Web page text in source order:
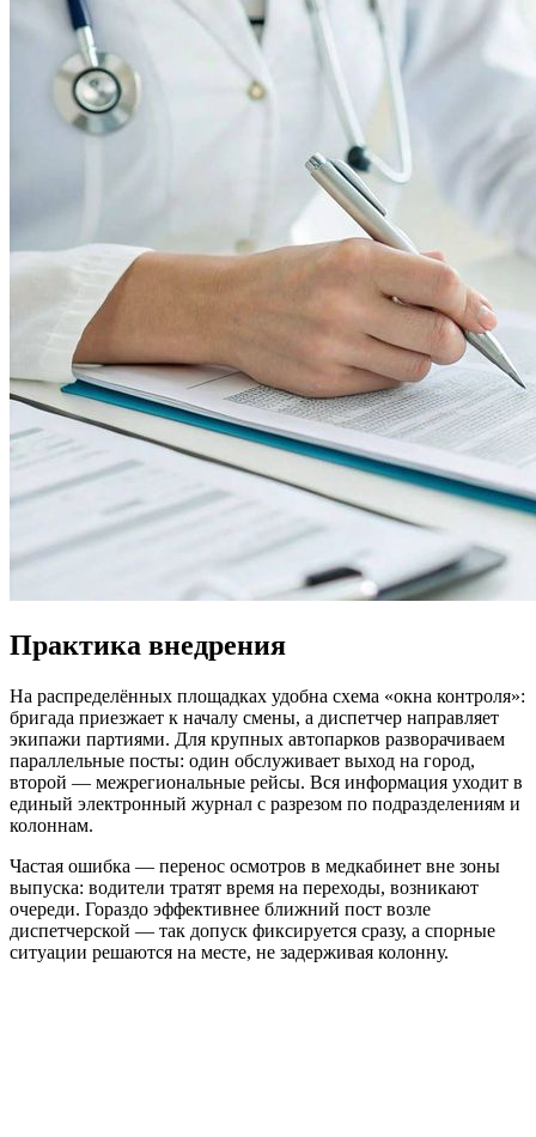
Практика внедрения
На распределённых площадках удобна схема «окна контроля»:
бригада приезжает к началу смены, а диспетчер направляет
экипажи партиями. Для крупных автопарков разворачиваем
параллельные посты: один обслуживает выход на город,
второй — межрегиональные рейсы. Вся информация уходит в
единый электронный журнал с разрезом по подразделениям и
колоннам.
Частая ошибка — перенос осмотров в медкабинет вне зоны
выпуска: водители тратят время на переходы, возникают
очереди. Гораздо эффективнее ближний пост возле
диспетчерской — так допуск фиксируется сразу, а спорные
ситуации решаются на месте, не задерживая колонну.